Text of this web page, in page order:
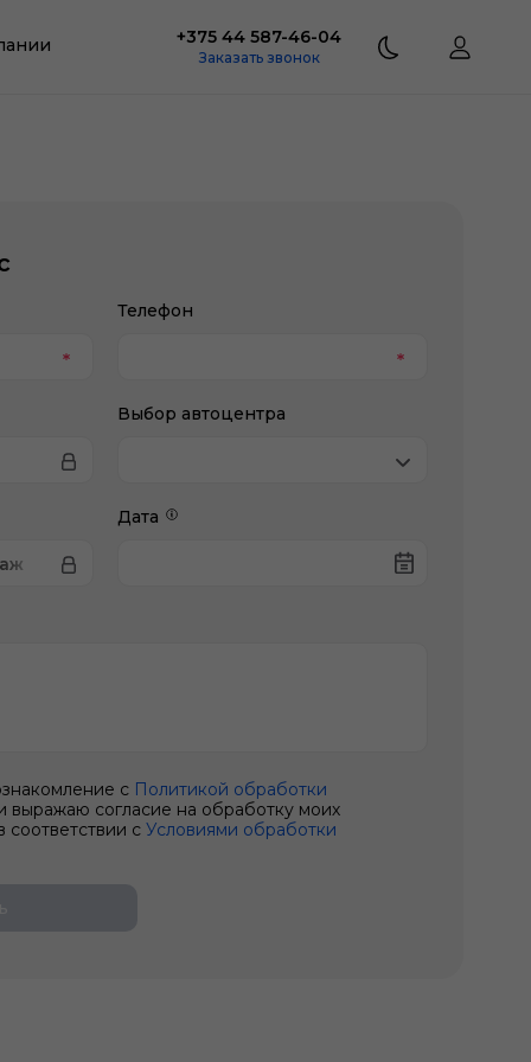
+375 44 587-46-04
Заказать звонок
Телефон
Выбор автоцентра
Дата
с Политикой обработки
выражаю согласие на обработку моих
соответствии с Условиями обработки